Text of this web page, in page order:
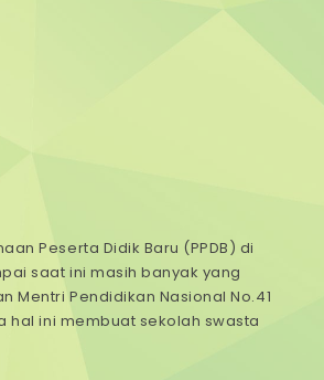
Peserta Didik Baru (PPDB) di
saat ini masih banyak yang
Mentri Pendidikan Nasional No.41
hal ini membuat sekolah swasta